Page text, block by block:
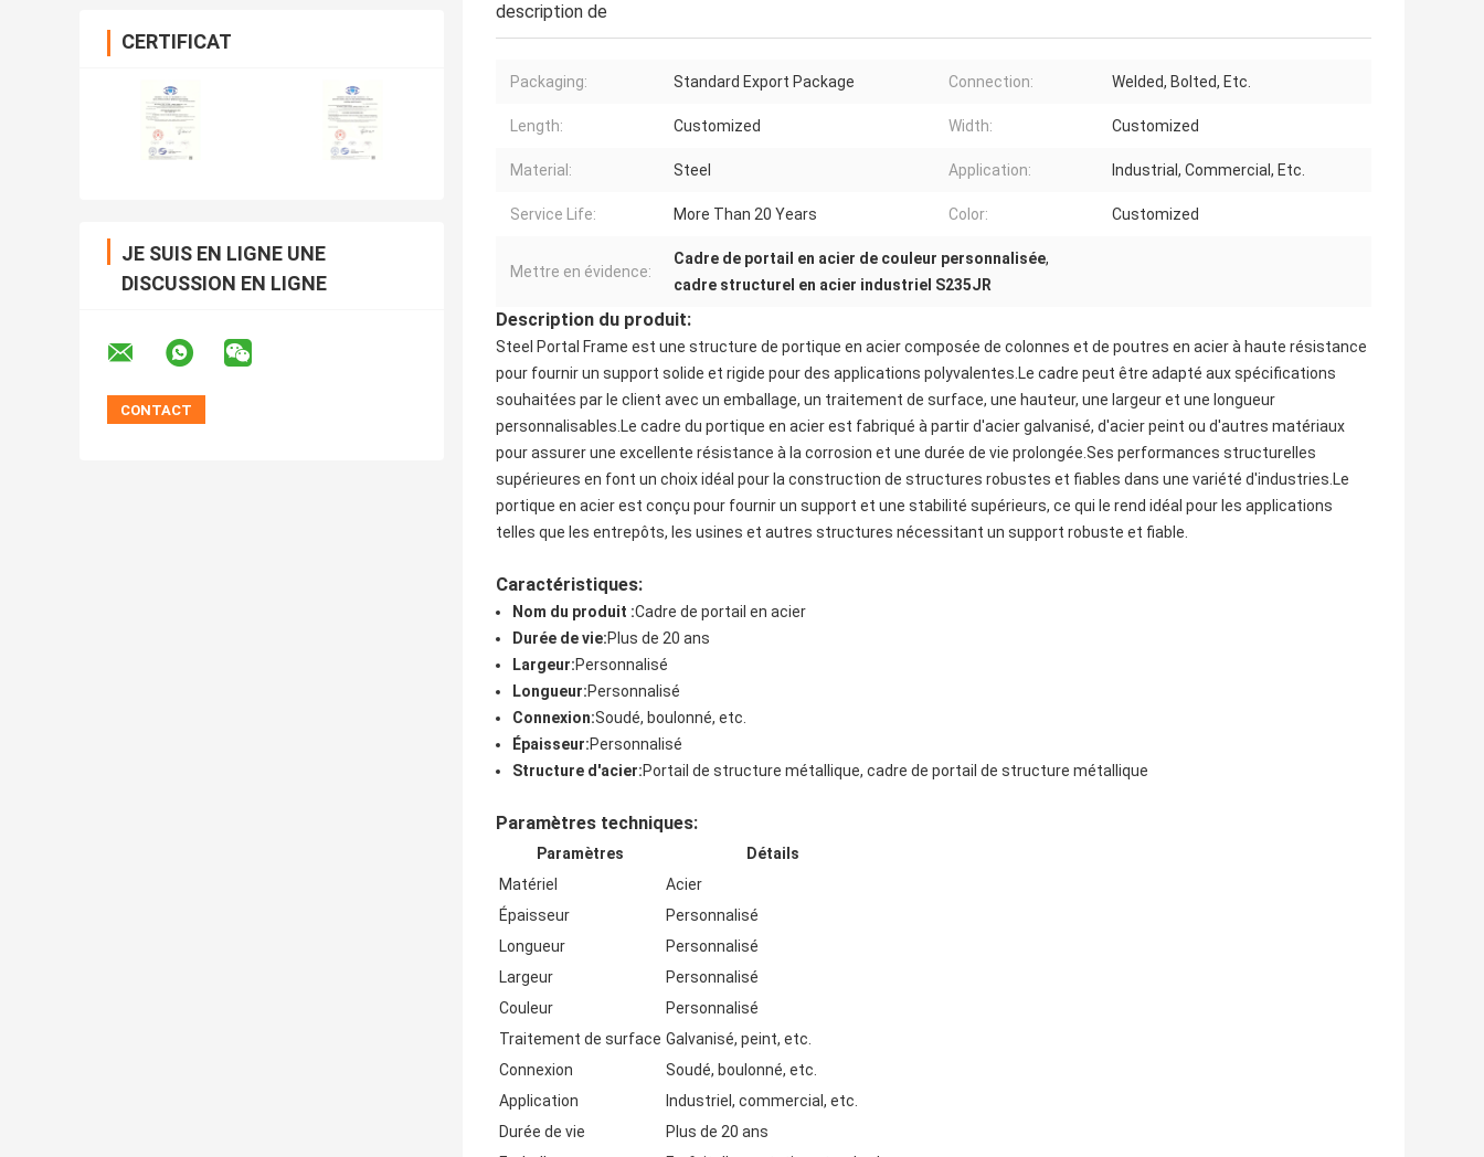
CERTIFICAT
JE SUIS EN LIGNE UNE
DISCUSSION EN LIGNE
description de
Packaging: Standard Export Package Connection: Welded, Bolted, Etc.
Length: Customized Width: Customized
Material: Steel Application: Industrial, Commercial, Etc.
Service Life: More Than 20 Years Color: Customized
Mettre en évidence:
Cadre de portail en acier de couleur personnalisée,
cadre structurel en acier industriel S235JR
Description du produit:
Steel Portal Frame est une structure de portique en acier composée de colonnes et de poutres en acier à haute résistance
pour fournir un support solide et rigide pour des applications polyvalentes.Le cadre peut être adapté aux spécifications
souhaitées par le client avec un emballage, un traitement de surface, une hauteur, une largeur et une longueur
personnalisables.Le cadre du portique en acier est fabriqué à partir d'acier galvanisé, d'acier peint ou d'autres matériaux
pour assurer une excellente résistance à la corrosion et une durée de vie prolongée.Ses performances structurelles
supérieures en font un choix idéal pour la construction de structures robustes et fiables dans une variété d'industries.Le
portique en acier est conçu pour fournir un support et une stabilité supérieurs, ce qui le rend idéal pour les applications
telles que les entrepôts, les usines et autres structures nécessitant un support robuste et fiable.
Caractéristiques:
Nom du produit :Cadre de portail en acier
Durée de vie:Plus de 20 ans
Largeur:Personnalisé
Longueur:Personnalisé
Connexion:Soudé, boulonné, etc.
Épaisseur:Personnalisé
Structure d'acier:Portail de structure métallique, cadre de portail de structure métallique
Paramètres techniques:
Paramètres
Détails
Matériel
Acier
Épaisseur
Personnalisé
Longueur
Personnalisé
Largeur
Personnalisé
Couleur
Personnalisé
Traitement de surface Galvanisé, peint, etc.
Connexion
Soudé, boulonné, etc.
Application
Industriel, commercial, etc.
Durée de vie
Plus de 20 ans